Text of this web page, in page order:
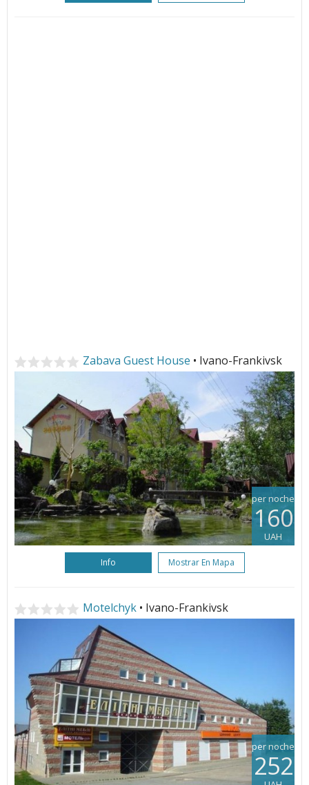
Zabava Guest House • Ivano-Frankivsk
per noche
160
UAH
Info Mostrar En Mapa
Motelchyk • Ivano-Frankivsk
per noche
252